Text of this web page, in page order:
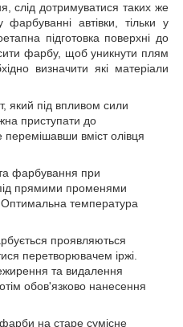
слід дотримуватися таких же
автівки, тільки у
підготовка поверхні до
фарбу, щоб уникнути плям
визначити які матеріали
який під впливом сили
приступати до
вміст олівця
фарбування при
прямими променями
Оптимальна температура
проявляються
перетворювачем іржі.
та видалення
обов'язково нанесення
на старе сумісне